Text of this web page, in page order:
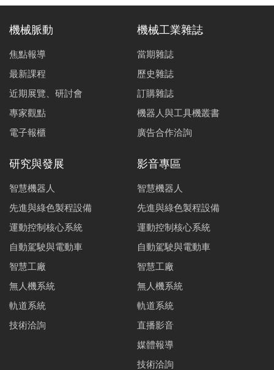
機械脈動
焦點報導
最新課程
近期展覽、研討會
專家觀點
電子報櫃
機械工業雜誌
當期雜誌
歷史雜誌
訂購雜誌
機器人與工具機叢書
廣告合作洽詢
研究與發展
智慧機器人
先進與綠色製程設備
運動控制核心系統
自動駕駛與電動車
智慧工廠
無人機系統
軌道系統
技術洽詢
影音專區
智慧機器人
先進與綠色製程設備
運動控制核心系統
自動駕駛與電動車
智慧工廠
無人機系統
軌道系統
直播影音
媒體報導
技術洽詢